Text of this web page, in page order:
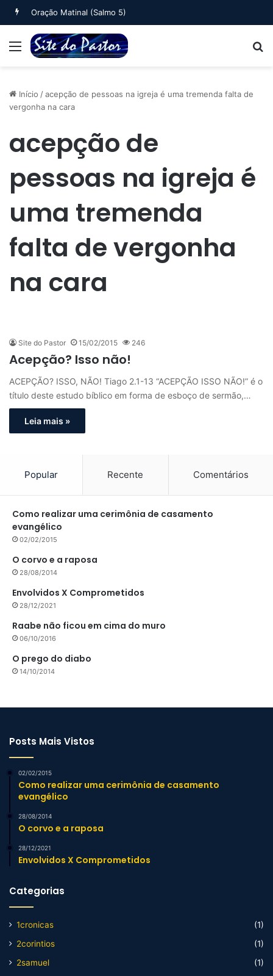
Oração Noturna (Salmo 4)
Menu
Início /acepção de pessoas na igreja é uma tremenda falta de
vergonha na cara
acepção de
pessoas na igreja é
uma tremenda
falta de vergonha
na cara
Site do Pastor 15/02/2015 246
Acepção? Isso não!
ACEPÇÃO? ISSO, NÃO! Tiago 2.1-13 “ACEPÇÃO ISSO NÃO!” é o
título deste estudo bíblico em forma de esboço de sermão,…
Leia mais »
Popular Recente Comentários
Como realizar uma cerimônia de casamento
evangélico
02/02/2015
O corvo e a raposa
28/08/2014
Envolvidos X Comprometidos
28/12/2021
Raabe não ficou em cima do muro
06/10/2016
O prego do diabo
14/10/2014
Posts Mais Vistos
02/02/2015
Como realizar uma cerimônia de casamento
evangélico
28/08/2014
O corvo e a raposa
28/12/2021
Envolvidos X Comprometidos
Categorias
1cronicas
(1)
2corintios
(1)
2samuel
(1)